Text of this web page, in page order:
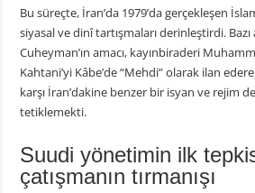
Bu süreçte, İran’da 1979’da gerçekleşen
siyasal ve dinî tartışmaları derinleştirdi.
Cuheyman’ın amacı, kayınbiraderi
Kahtani’yi Kâbe’de “Mehdi” olarak ilan
karşı İran’dakine benzer bir isyan ve rejim
tetiklemekti.
Suudi yönetimin ilk
çatışmanın tırmanışı